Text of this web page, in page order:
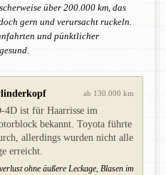
über 200.000 km, das
gern und verursacht ruckeln.
und pünktlicher
ab 130.000 km
ist für Haarrisse im
bekannt. Toyota führte
allerdings wurden nicht alle
erreicht.
ohne äußere Leckage, Blasen im